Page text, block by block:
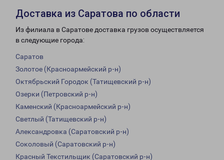
Доставка из Саратова по области
Из филиала в Саратове доставка грузов осуществляется
в следующие города:
Саратов
Золотое (Красноармейский р-н)
Октябрьский Городок (Татищевский р-н)
Озерки (Петровский р-н)
Каменский (Красноармейский р-н)
Светлый (Татищевский р-н)
Александровка (Саратовский р-н)
Соколовый (Саратовский р-н)
Красный Текстильщик (Саратовский р-н)